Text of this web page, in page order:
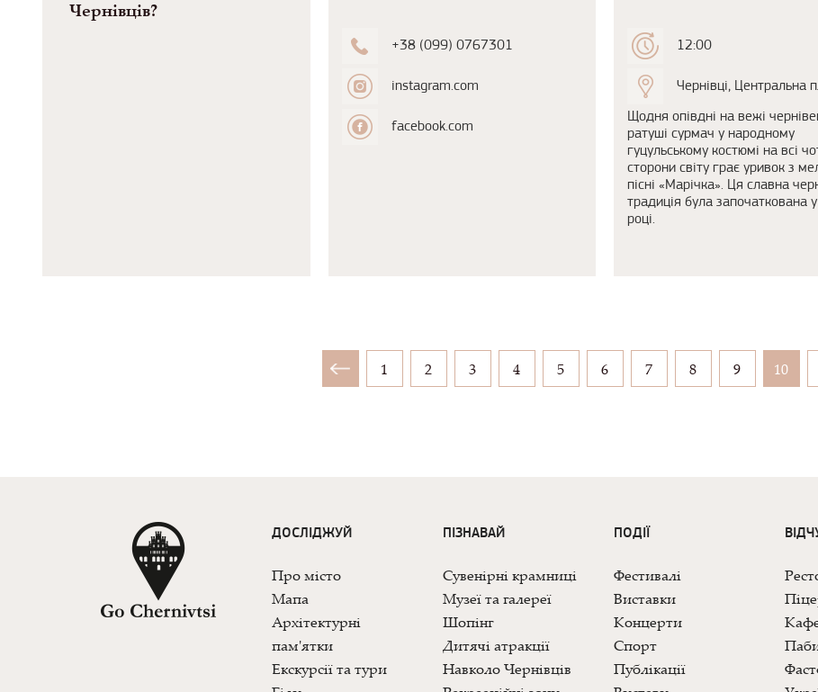
Чернівців?
+38 (099) 0767301
instagram.com
facebook.com
12:00
Чернівці, Центральна
Щодня опівдні на вежі
ратуші сурмач у народному
гуцульському костюмі на всі
сторони світу грає уривок з
пісні «Марічка». Ця славна
традиція була започаткована
році.
1 2 3 4 5 6 7 8 9 10
ДОСЛІДЖУЙ
Про місто
Мапа
Архітектурні
пам'ятки
Екскурсії та тури
ПІЗНАВАЙ
Сувенірні крамниці
Музеї та галереї
Шопінг
Дитячі атракції
Навколо Чернівців
ПОДІЇ
Фестивалі
Виставки
Концерти
Спорт
Публікації